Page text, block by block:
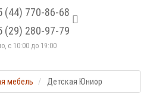
(44) 770-86-68
(29) 280-97-79
с 10:00 до 19:00
мебель Детская Юниор